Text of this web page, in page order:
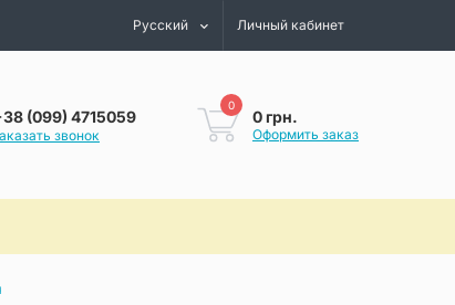
Русский Личный кабинет
(099) 4715059
звонок
0
0 грн.
Оформить заказ